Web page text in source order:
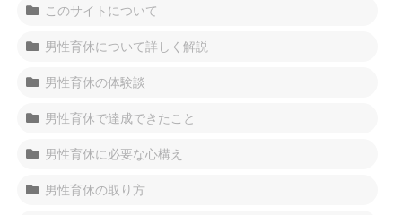
このサイトについて
男性育休について詳しく解説
男性育休の体験談
男性育休で達成できたこと
男性育休に必要な心構え
男性育休の取り方